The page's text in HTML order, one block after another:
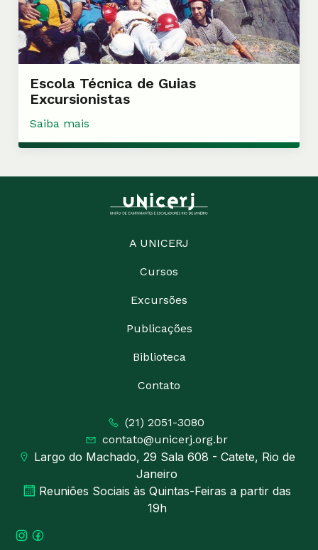
Escola Técnica de Guias
Excursionistas
Saiba mais
A UNICERJ
Cursos
Excursões
Publicações
Biblioteca
Contato
(21) 2051-3080
contato@unicerj.org.br
Largo do Machado, 29 Sala 608 - Catete, Rio de
Janeiro
Reuniões Sociais às Quintas-Feiras a partir das
19h